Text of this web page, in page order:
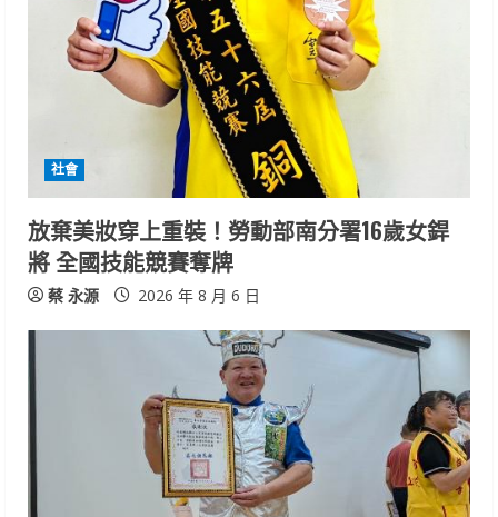
n
g
社會
放棄美妝穿上重裝！勞動部南分署16歲女銲
將 全國技能競賽奪牌
蔡 永源 2026 年 8 月 6 日